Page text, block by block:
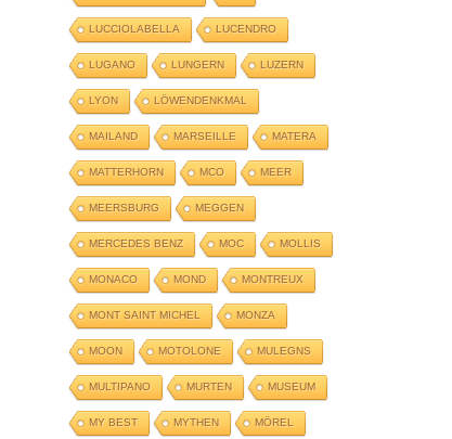
LUCCIOLABELLA LUCENDRO
LUGANO LUNGERN LUZERN
LYON LÖWENDENKMAL
MAILAND MARSEILLE MATERA
MATTERHORN MCO MEER
MEERSBURG MEGGEN
MERCEDES BENZ MOC MOLLIS
MONACO MOND MONTREUX
MONT SAINT MICHEL MONZA
MOON MOTOLONE MULEGNS
MULTIPANO MURTEN MUSEUM
MY BEST MYTHEN MÖREL